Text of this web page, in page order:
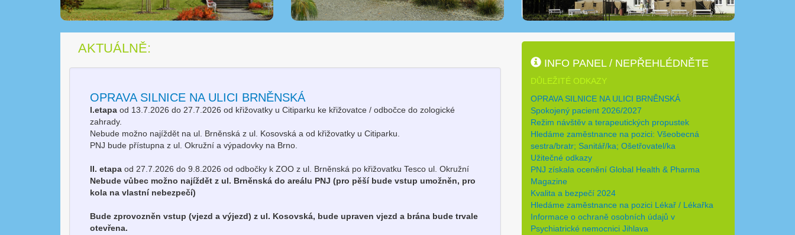
AKTUÁLNĚ:
OPRAVA SILNICE NA ULICI BRNĚNSKÁ
I.etapa od 13.7.2026 do 27.7.2026 od křižovatky u Citiparku ke křižovatce / odbočce do zologické
zahrady.
Nebude možno najíždět na ul. Brněnská z ul. Kosovská a od křižovatky u Citiparku.
PNJ bude přístupna z ul. Okružní a výpadovky na Brno.
II. etapaod 27.7.2026 do 9.8.2026 od odbočky k ZOO z ul. Brněnská po křižovatku Tesco ul. Okružní
Nebude vůbec možno najíždět z ul. Brněnská do areálu PNJ (pro pěší bude vstup umožněn, pro
kola na vlastní nebezpečí)
Bude zprovozněn vstup (vjezd a výjezd) z ul. Kosovská, bude upraven vjezd a brána bude trvale
otevřena.
INFO PANEL / NEPŘEHLÉDNĚTE
DŮLEŽITÉ ODKAZY
OPRAVA SILNICE NA ULICI BRNĚNSKÁ
Spokojený pacient 2026/2027
Režim návštěv a terapeutických propustek
Hledáme zaměstnance na pozici: Všeobecná
sestra/bratr; Sanitář/ka; Ošetřovatel/ka
Užitečné odkazy
PNJ získala ocenění Global Health & Pharma
Magazine
Kvalita a bezpečí 2024
Hledáme zaměstnance na pozici Lékař / Lékařka
Informace o ochraně osobních údajů v
Psychiatrické nemocnici Jihlava